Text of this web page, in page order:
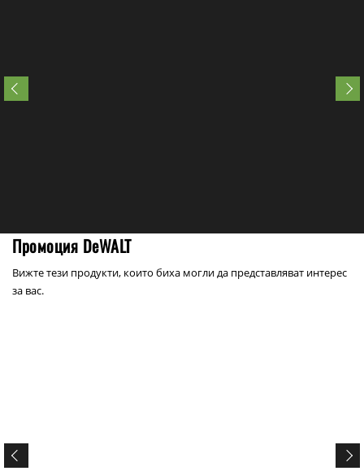
Промоция DeWALT
Вижте тези продукти, които биха могли да представляват интерес
за вас.